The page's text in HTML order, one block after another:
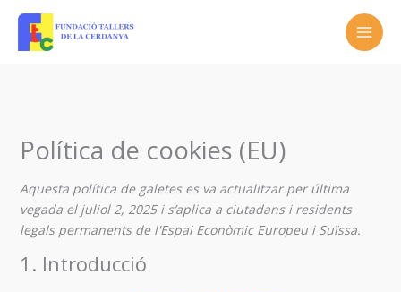
contingut
Política de cookies (EU)
Aquesta política de galetes es va actualitzar per última
vegada el juliol 2, 2025 i s’aplica a ciutadans i residents
legals permanents de l'Espai Econòmic Europeu i Suïssa.
1. Introducció